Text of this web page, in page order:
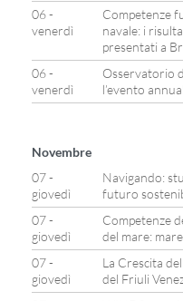
06 -
venerdì
Competenze
navale: i
presentati a
06 -
venerdì
Osservatorio
l’evento
Novembre
07 -
giovedì
Navigando:
futuro
07 -
giovedì
Competenze
del mare:
07 -
giovedì
La Crescita
del Friuli